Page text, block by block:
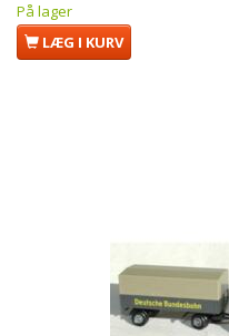
På lager
LÆG I KURV